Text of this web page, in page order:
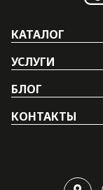
КАТАЛОГ
УСЛУГИ
БЛОГ
КОНТАКТЫ